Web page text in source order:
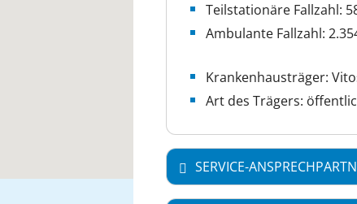
Teilstationäre Fallzahl:
Ambulante Fallzahl:
Krankenhausträger:
Art des Trägers:
SERVICE-